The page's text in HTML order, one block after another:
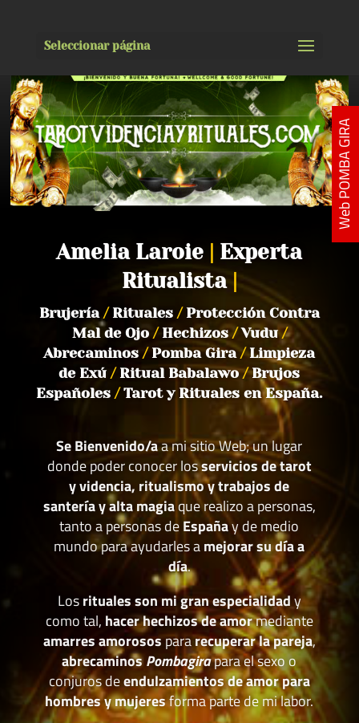
Seleccionar página
Amelia Laroie
Experta
Ritualista
Brujería /Rituales /Protección Contra
Mal de Ojo /Hechizos/Vudu/
Abrecaminos/Pomba Gira/Limpieza
de Exú/Ritual Babalawo/Brujos
Españoles/Tarot y Rituales en España.
Se Bienvenido/aa mi sitio Web; un lugar
donde poder conocer losservicios de tarot
y videncia, ritualismo y trabajos de
santería y alta magiaque realizo a personas,
tanto a personas deEspañay de medio
mundo para ayudarles amejorar su día a
día.
Losrituales son mi gran especialidady
como tal, hacer hechizos de amormediante
amarres amorosospararecuperar la pareja,
abrecaminosPombagirapara el sexo o
conjuros deendulzamientos de amor para
hombres y mujeresforma parte de mi labor.
Web POMBA GIRA